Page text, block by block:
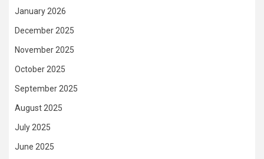
January 2026
December 2025
November 2025
October 2025
September 2025
August 2025
July 2025
June 2025